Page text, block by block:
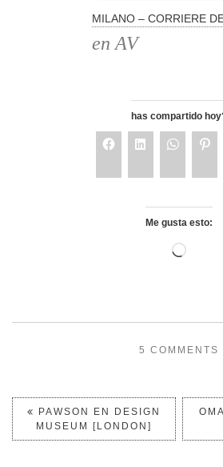
MILANO – CORRIERE
en AV
has compartido
Me gusta esto:
5 COMMENTS
PAWSON EN DESIGN
MUSEUM [LONDON]